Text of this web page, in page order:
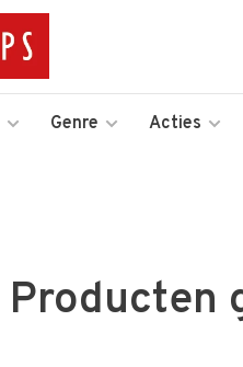
Genre Acties
Producten